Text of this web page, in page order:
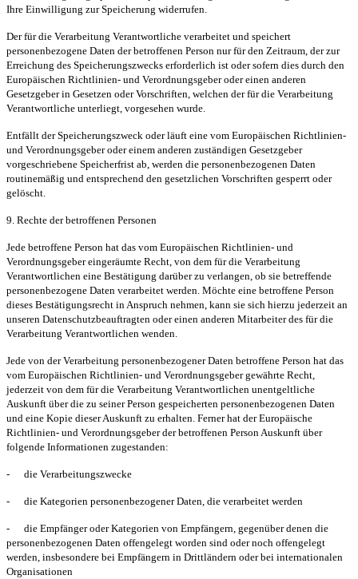
Ihre Einwilligung zur Speicherung widerrufen.
Der für die Verarbeitung Verantwortliche verarbeitet und speichert
personenbezogene Daten der betroffenen Person nur für den Zeitraum, der zur
Erreichung des Speicherungszwecks erforderlich ist oder sofern dies durch den
Europäischen Richtlinien- und Verordnungsgeber oder einen anderen
Gesetzgeber in Gesetzen oder Vorschriften, welchen der für die Verarbeitung
Verantwortliche unterliegt, vorgesehen wurde.
Entfällt der Speicherungszweck oder läuft eine vom Europäischen Richtlinien-
und Verordnungsgeber oder einem anderen zuständigen Gesetzgeber
vorgeschriebene Speicherfrist ab, werden die personenbezogenen Daten
routinemäßig und entsprechend den gesetzlichen Vorschriften gesperrt oder
gelöscht.
9. Rechte der betroffenen Personen
Jede betroffene Person hat das vom Europäischen Richtlinien- und
Verordnungsgeber eingeräumte Recht, von dem für die Verarbeitung
Verantwortlichen eine Bestätigung darüber zu verlangen, ob sie betreffende
personenbezogene Daten verarbeitet werden. Möchte eine betroffene Person
dieses Bestätigungsrecht in Anspruch nehmen, kann sie sich hierzu jederzeit an
unseren Datenschutzbeauftragten oder einen anderen Mitarbeiter des für die
Verarbeitung Verantwortlichen wenden.
Jede von der Verarbeitung personenbezogener Daten betroffene Person hat das
vom Europäischen Richtlinien- und Verordnungsgeber gewährte Recht,
jederzeit von dem für die Verarbeitung Verantwortlichen unentgeltliche
Auskunft über die zu seiner Person gespeicherten personenbezogenen Daten
und eine Kopie dieser Auskunft zu erhalten. Ferner hat der Europäische
Richtlinien- und Verordnungsgeber der betroffenen Person Auskunft über
folgende Informationen zugestanden:
- die Verarbeitungszwecke
- die Kategorien personenbezogener Daten, die verarbeitet werden
-
die Empfänger oder Kategorien von Empfängern, gegenüber denen die
personenbezogenen Daten offengelegt worden sind oder noch offengelegt
werden, insbesondere bei Empfängern in Drittländern oder bei internationalen
Organisationen